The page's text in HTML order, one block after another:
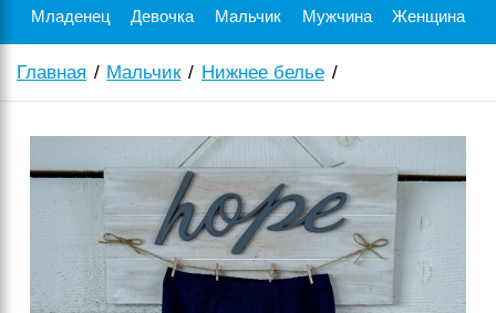
Младенец Девочка Мальчик Мужчина Женщина
Главная Мальчик Нижнее белье